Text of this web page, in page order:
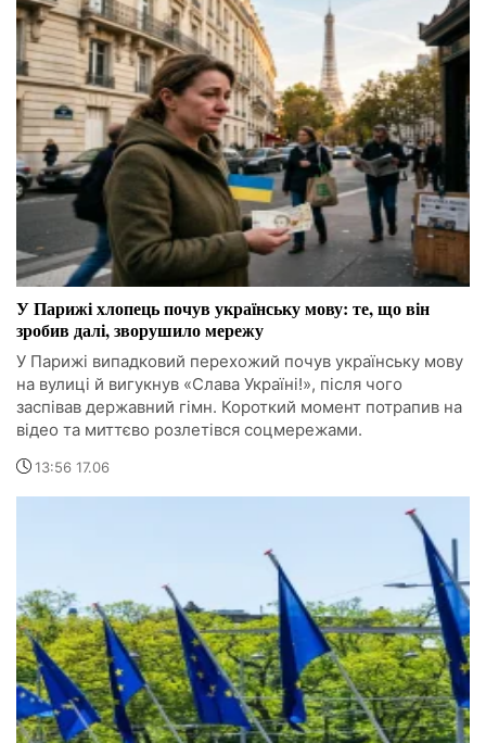
У Парижі хлопець почув українську мову: те, що він
зробив далі, зворушило мережу
У Парижі випадковий перехожий почув українську мову
на вулиці й вигукнув «Слава Україні!», після чого
заспівав державний гімн. Короткий момент потрапив на
відео та миттєво розлетівся соцмережами.
13:56 17.06